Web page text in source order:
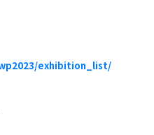
exhibition_list/